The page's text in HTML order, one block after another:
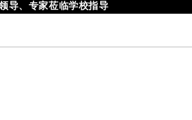
导、专家莅临学校指导